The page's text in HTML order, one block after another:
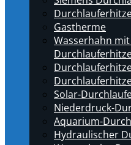
Gastherme
Wasserhahn
Solar-
Niederdruck-
Aquarium-
Hydraulischer